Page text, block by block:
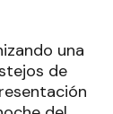
una
de